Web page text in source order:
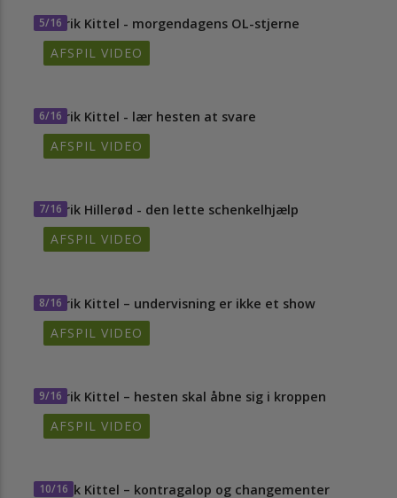
5/16
Patrik Kittel - morgendagens OL-stjerne
AFSPIL VIDEO
6/16
Patrik Kittel - lær hesten at svare
AFSPIL VIDEO
7/16
Patrik Hillerød - den lette schenkelhjælp
AFSPIL VIDEO
8/16
Patrik Kittel – undervisning er ikke et show
AFSPIL VIDEO
9/16
Patrik Kittel – hesten skal åbne sig i kroppen
AFSPIL VIDEO
10/16
Patrik Kittel – kontragalop og changementer